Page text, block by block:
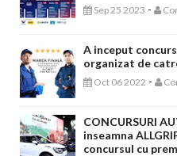
Sep 25 2023 -
A inceput
organizat de
Oct 06 2022 -
CONCURSURI
inseamna
concursul cu